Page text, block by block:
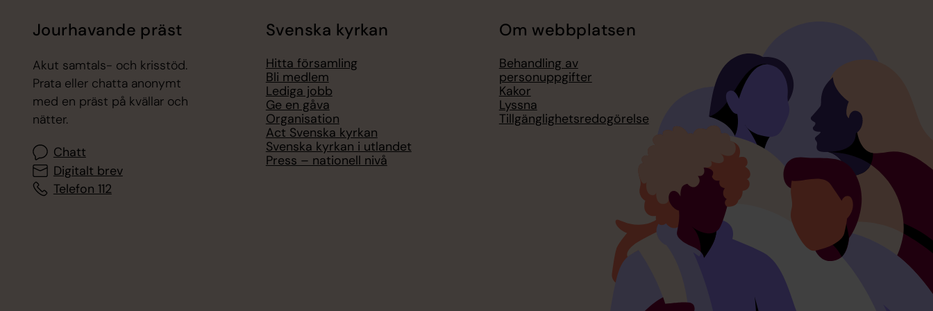
Jourhavande präst
Akut samtals- och krisstöd.
Prata eller chatta anonymt
med en präst på kvällar och
nätter.
Chatt
Digitalt brev
Telefon 112
Svenska kyrkan
Hitta församling
Bli medlem
Lediga jobb
Ge en gåva
Organisation
Act Svenska kyrkan
Svenska kyrkan i utlandet
Press – nationell nivå
Om webbplatsen
Behandling av
personuppgifter
Kakor
Lyssna
Tillgänglighetsredogörelse